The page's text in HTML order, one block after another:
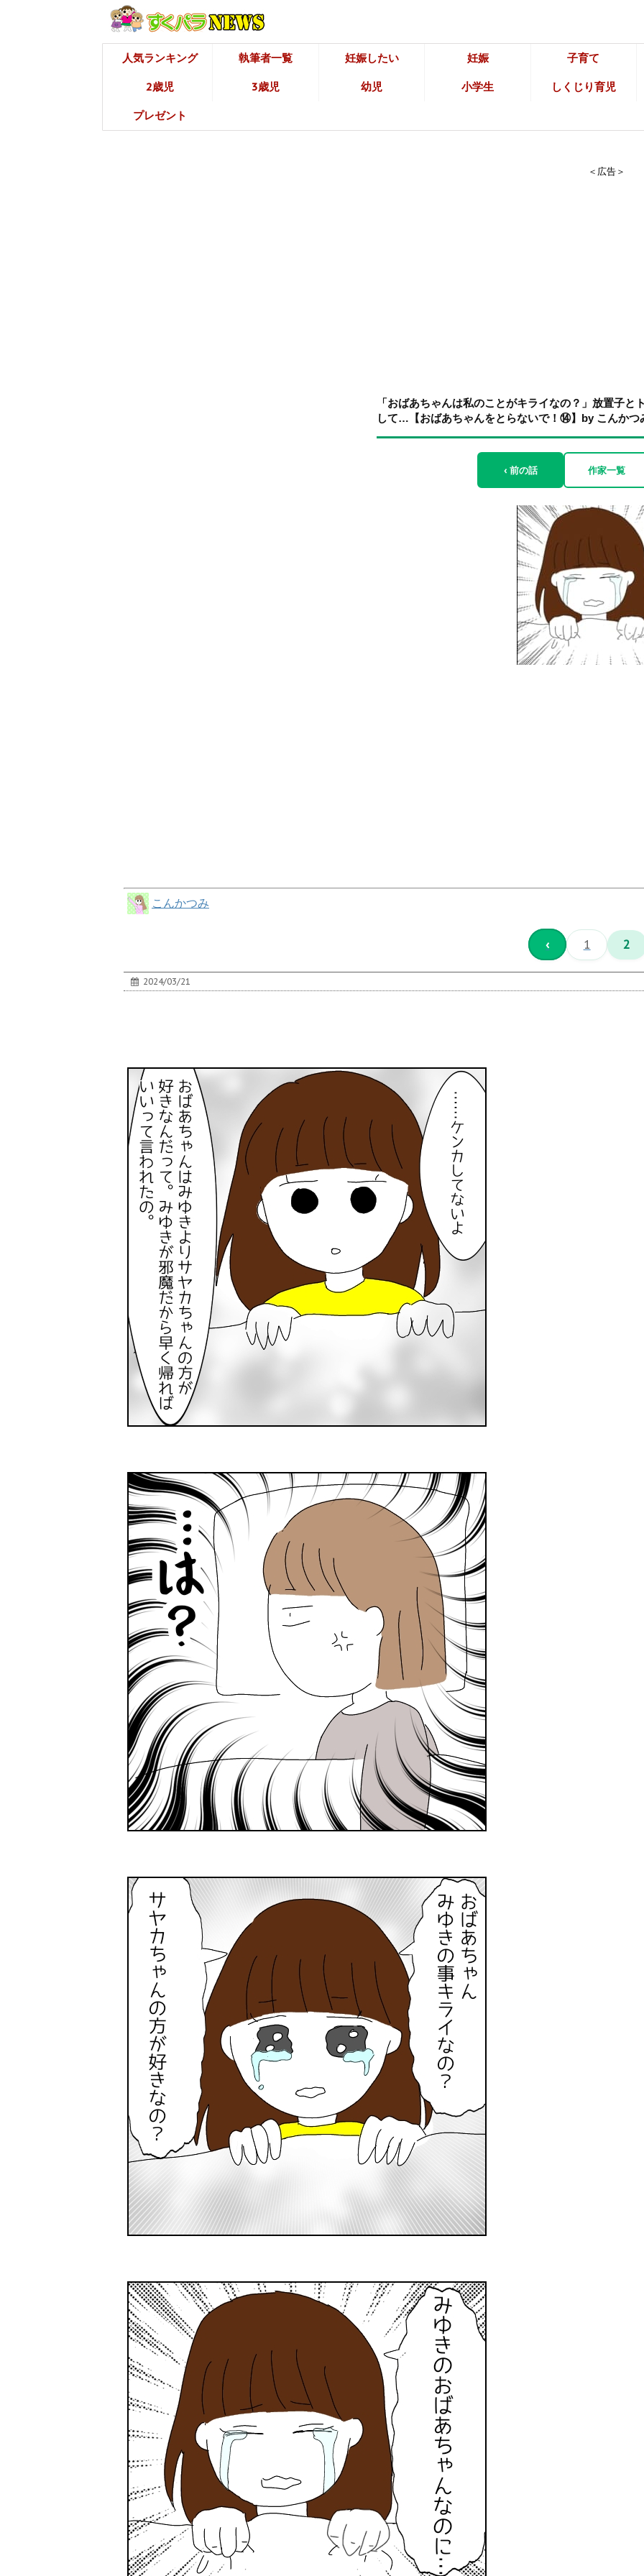
人気ランキング 執筆者一覧 妊娠したい 妊娠 子育て
2歳児 3歳児 幼児 小学生 しくじり育児
プレゼント
＜広告＞
「おばあちゃんは私のことがキライなの？」放置子
して…【おばあちゃんをとらないで！⑭】by こんかつ
‹ 前の話 作家一覧
こんかつみ
‹ 1 2
2024/03/21